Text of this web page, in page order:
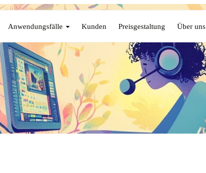
Anwendungsfälle Kunden Preisgestaltung Über uns